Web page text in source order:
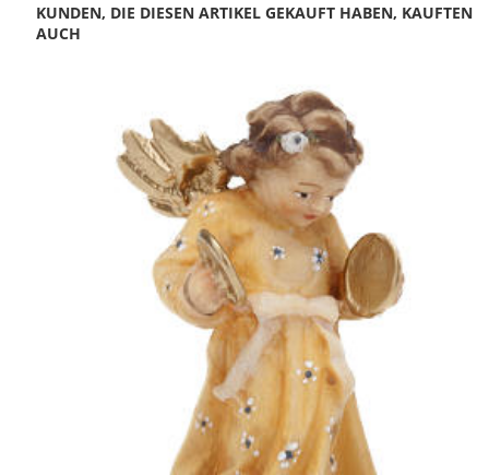
KUNDEN, DIE DIESEN ARTIKEL GEKAUFT HABEN, KAUFTEN
AUCH